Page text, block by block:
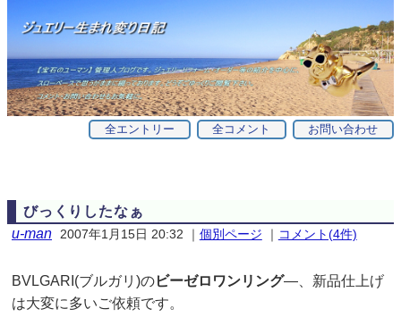
お問い合わせ
全コメント
全エントリー
びっくりしたなぁ
u-man 2007年1月15日 20:32 ｜ 個別ページ ｜ コメント(4件)
BVLGARI(ブルガリ)のビーゼロワンリング—、新品仕上げ
は大変に多いご依頼です。